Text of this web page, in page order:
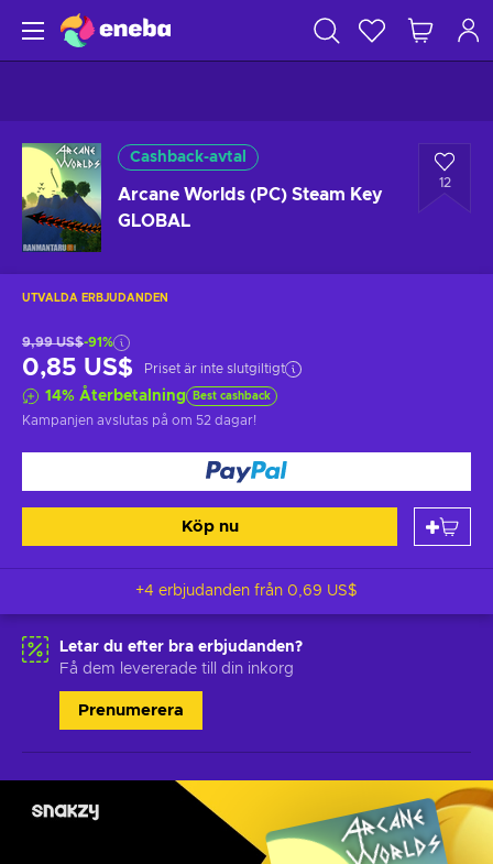
Cashback-avtal
Arcane Worlds (PC) Steam Key
GLOBAL
12
UTVALDA ERBJUDANDEN
9,99 US$-91%
0,85 US$ Priset är inte slutgiltigt
14% Återbetalning Best cashback
Kampanjen avslutas på om 52 dagar!
Köp nu
+4 erbjudanden från 0,69 US$
Letar du efter bra erbjudanden?
Få dem levererade till din inkorg
Prenumerera